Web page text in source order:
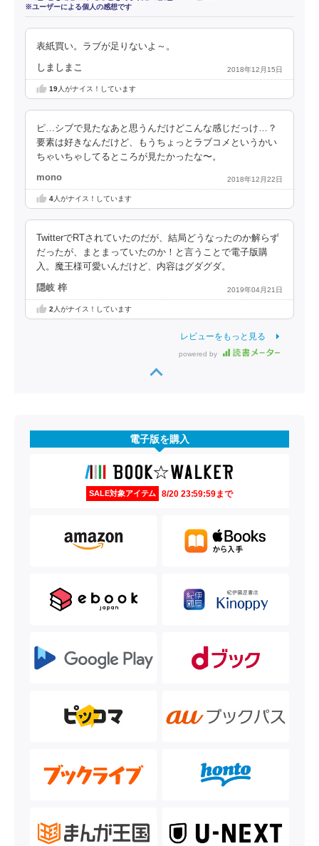
※ユーザーによる個人の感想です
表紙買い。ラブが足りないよ～。
しましまこ 2018年12月15日
19人がナイス！しています
ピ…シブで見たなあと思うんだけどこんな感じだっけ…？
要素は好きなんだけど、もうちょっとラブコメというかい
ちゃいちゃしてるところが見たかったな〜。
mono 2018年12月22日
4人がナイス！しています
TwitterでRTされていたのだが、結局どうなったのか解らず
だったが、まとまっていたのか！と言うことで電子版購
入。魔王様可愛いんだけど、内容はグダグダ。
隠岐 梓 2019年04月21日
2 人がナイス！しています
レビューをもっと見る
powered by
電子版を購入
SALE対象アイテム 8/20 23:59:59まで